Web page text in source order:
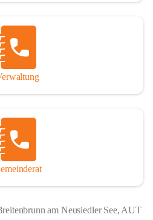
am Neusiedler See, AUT